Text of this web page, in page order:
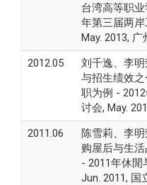
台湾高等职
年第三届两
May. 2013,
2012.05
刘千逸、李明
与招生绩效
职为例 -
讨会, May.
2011.06
陈雪莉、李
购屋后与生
- 2011年休閒
Jun. 2011, 国